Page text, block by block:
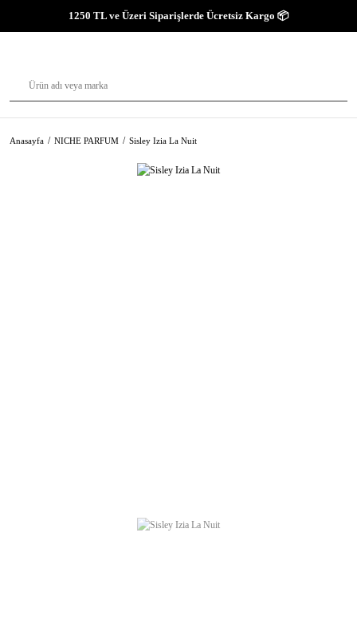
1250 TL ve Üzeri Siparişlerde Ücretsiz Kargo 📦
Anasayfa NICHE PARFUM Sisley Izia La Nuit